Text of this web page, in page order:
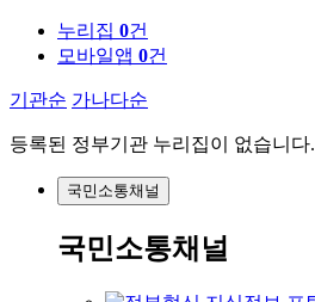
누리집 0건
모바일앱 0건
기관순 가나다순
등록된 정부기관 누리집이 없습니다.
국민소통채널
국민소통채널